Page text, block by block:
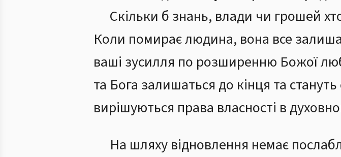
Скільки б знань, влади чи грошей
Коли помирає людина, вона все
ваші зусилля по розширенню Божої
та Бога залишаться до кінця та
вирішуються права власності в
На шляху відновлення немає